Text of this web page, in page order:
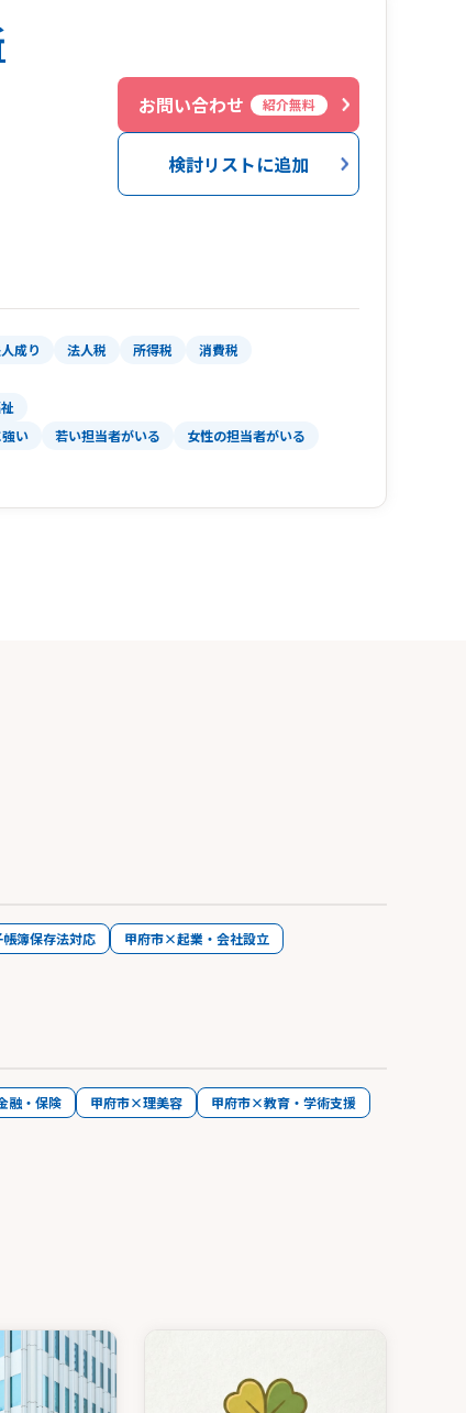
お問い合わせ 紹介無料
検討リストに追加
成り 法人税 所得税
消費税
い 若い担当者がいる 女性の担当者がいる
簿保存法対応
甲府市×起業・会社設立
融・保険 甲府市×理美容
甲府市×教育・学術支援